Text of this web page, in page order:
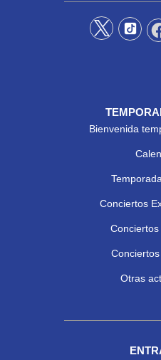
Bienvenida
Conciertos
Otras